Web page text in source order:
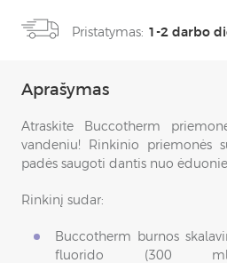
Pristatymas: 1-2 darbo
Aprašymas
Atraskite Buccotherm
vandeniu! Rinkinio priemonės
padės saugoti dantis nuo
Rinkinį sudar:
Buccotherm burnos
fluorido (300